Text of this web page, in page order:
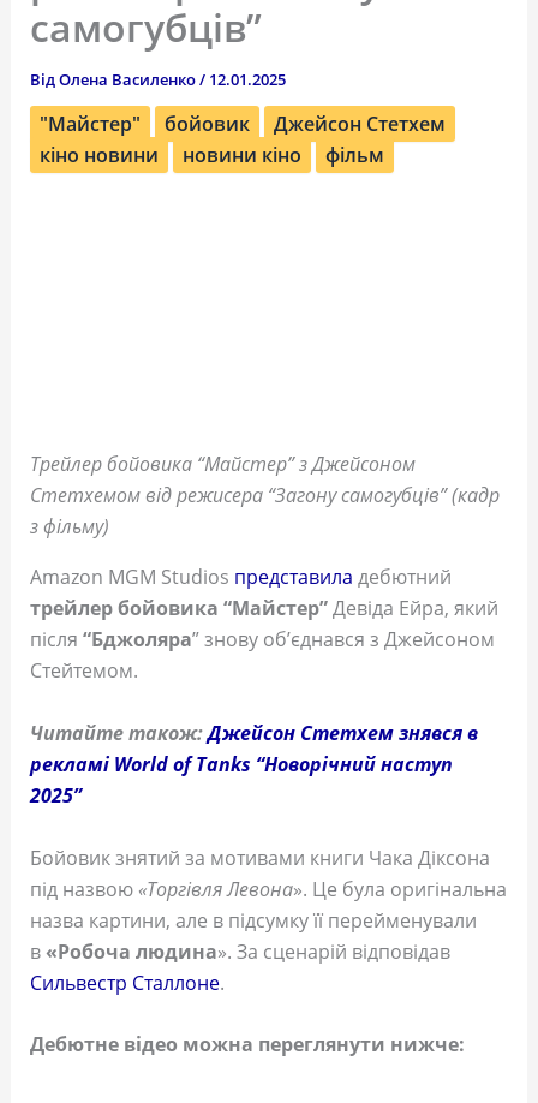
самогубців”
ВідОлена Василенко/ 12.01.2025
"Майстер" бойовик
Джейсон Стетхем
кіно новини
новини кіно фільм
Трейлер бойовика “Майстер” з Джейсоном
Стетхемом від режисера “Загону самогубців” (кадр
з фільму)
Amazon MGM Studios представила дебютний
трейлер бойовика “Майстер”Девіда Ейра, який
після “Бджоляра” знову об’єднався з Джейсоном
Стейтемом.
Читайте також:Джейсон Стетхем знявся в
рекламі World of Tanks “Новорічний наступ
2025”
Бойовик знятий за мотивами книги Чака Діксона
під назвою «Торгівля Левона». Це була оригінальна
назва картини, але в підсумку її перейменували
в«Робоча людина». За сценарій відповідав
Сильвестр Сталлоне.
Дебютне відео можна переглянути нижче: